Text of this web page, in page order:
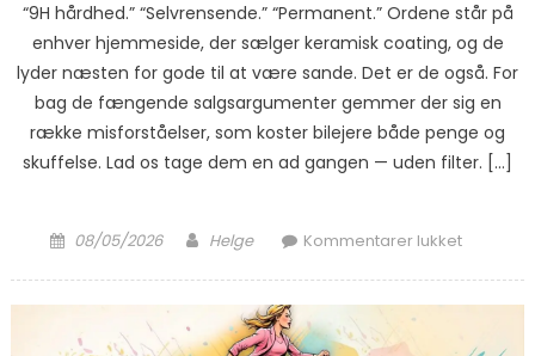
“9H hårdhed.” “Selvrensende.” “Permanent.” Ordene står på
enhver hjemmeside, der sælger keramisk coating, og de
lyder næsten for gode til at være sande. Det er de også. For
bag de fængende salgsargumenter gemmer der sig en
række misforståelser, som koster bilejere både penge og
skuffelse. Lad os tage dem en ad gangen — uden filter. […]
Posted on
08/05/2026 Author
Helge Kommentarer lukket